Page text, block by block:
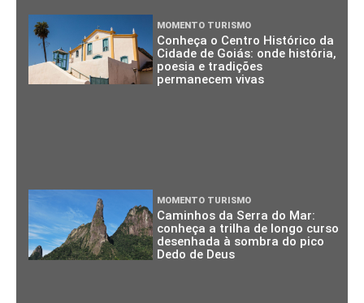
MOMENTO TURISMO
Conheça o Centro Histórico da
Cidade de Goiás: onde história,
poesia e tradições
permanecem vivas
MOMENTO TURISMO
Caminhos da Serra do Mar:
conheça a trilha de longo curso
desenhada à sombra do pico
Dedo de Deus